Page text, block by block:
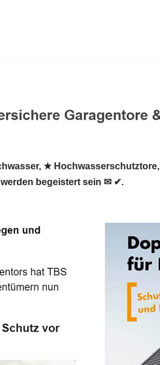
★ Hochwasserschutztore,
begeistert sein ✉ ✔.